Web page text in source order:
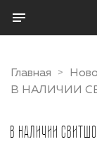
Главная
В НАЛИЧИИ
В НАЛИЧИИ